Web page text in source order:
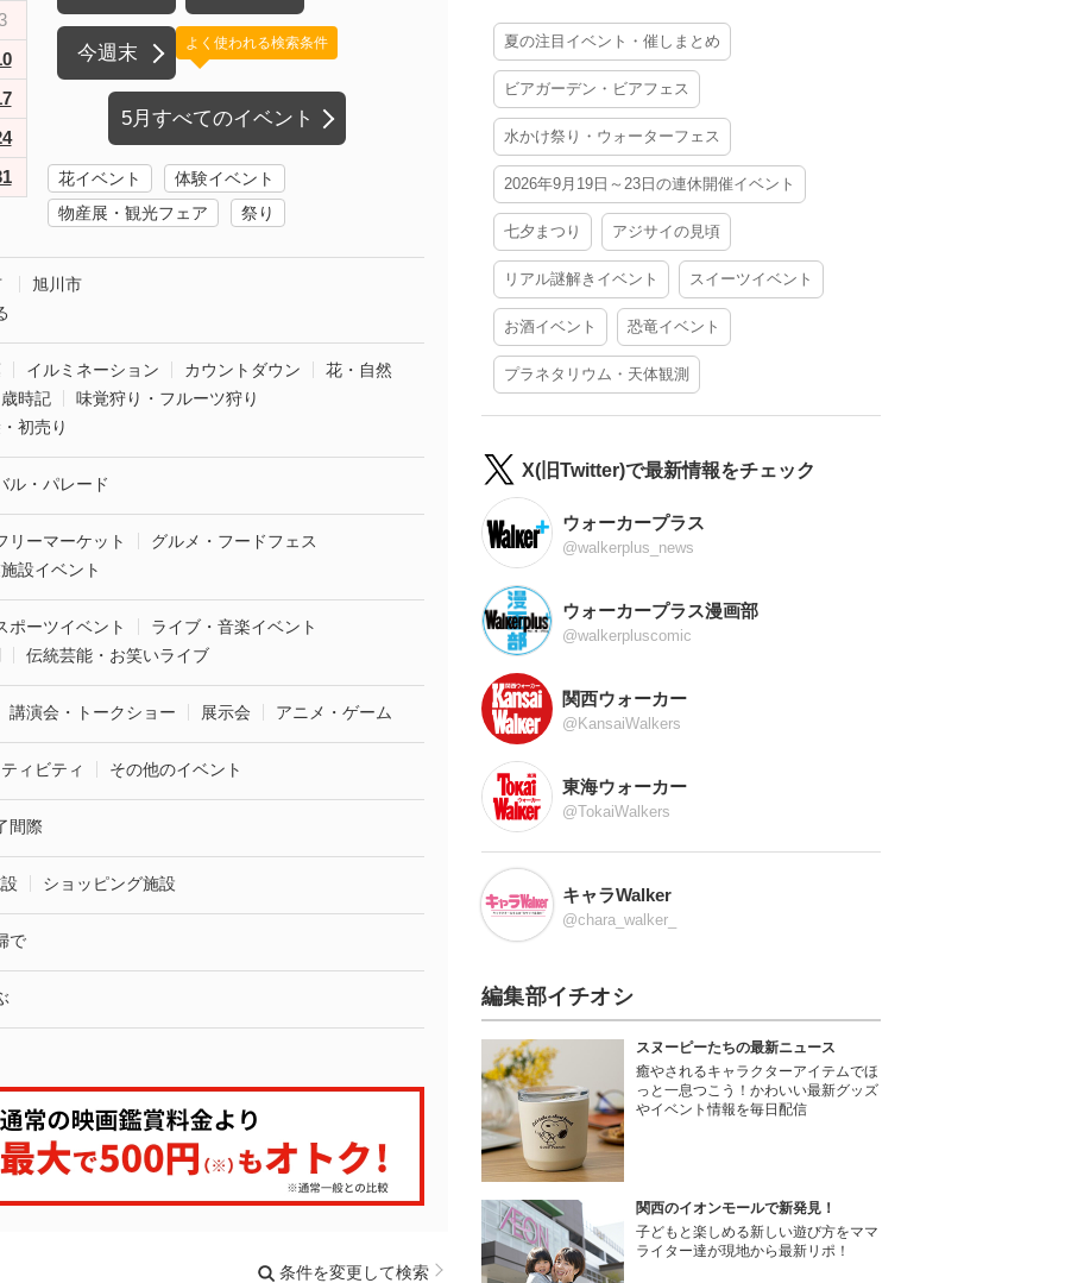
今週末
5月すべてのイベント
よく使われる検索条件
花イベント
体験イベント
物産展・観光フェア
祭り
旭川市
イルミネーション カウントダウン
花・自然
時記
味覚狩り・フルーツ狩り
初売り
ル・パレード
リーマーケット
グルメ・フードフェス
設イベント
ポーツイベント
ライブ・音楽イベント
伝統芸能・お笑いライブ
講演会・トークショー 展示会 アニメ・ゲーム
ィビティ その他のイベント
間際
ショッピング施設
で
条件を変更して検索
夏の注目イベント・催しまとめ
ビアガーデン・ビアフェス
水かけ祭り・ウォーターフェス
2026年9月19日～23日の連休開催イベント
七夕まつり アジサイの見頃
リアル謎解きイベント スイーツイベント
お酒イベント 恐竜イベント
プラネタリウム・天体観測
X(旧Twitter)で最新情報をチェック
ウォーカープラス
@walkerplus_news
ウォーカープラス漫画部
@walkerpluscomic
関西ウォーカー
@KansaiWalkers
東海ウォーカー
@TokaiWalkers
キャラWalker
@chara_walker_
編集部イチオシ
スヌーピーたちの最新ニュース
癒やされるキャラクターアイテムでほ
っと一息つこう！かわいい最新グッズ
やイベント情報を毎日配信
関西のイオンモールで新発見！
子どもと楽しめる新しい遊び方をママ
ライター達が現地から最新リポ！